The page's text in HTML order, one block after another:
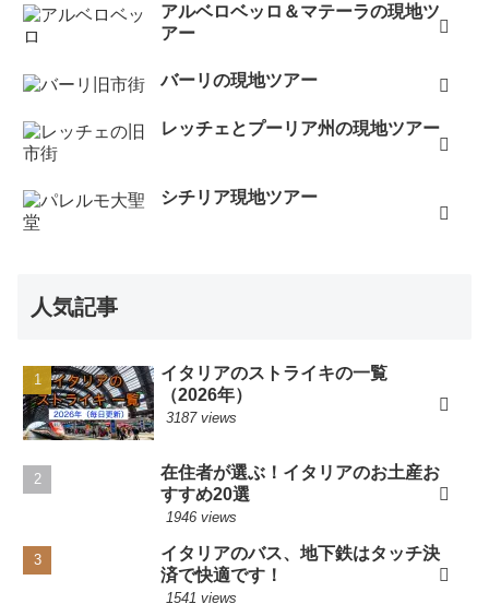
アルベロベッロ＆マテーラの現地ツ
アー
バーリの現地ツアー
レッチェとプーリア州の現地ツアー
シチリア現地ツアー
人気記事
イタリアのストライキの一覧
（2026年）
3187 views
在住者が選ぶ！イタリアのお土産お
すすめ20選
1946 views
イタリアのバス、地下鉄はタッチ決
済で快適です！
1541 views